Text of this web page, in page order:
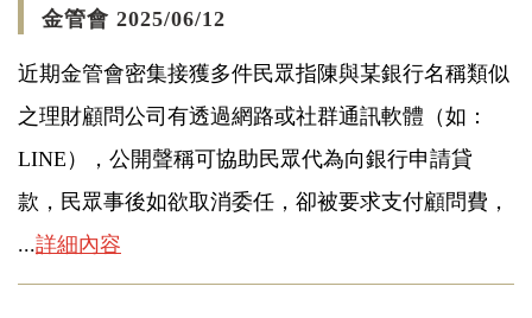
金管會 2025/06/12
近期金管會密集接獲多件民眾指陳與某銀行名稱類似
之理財顧問公司有透過網路或社群通訊軟體（如：
LINE），公開聲稱可協助民眾代為向銀行申請貸
款，民眾事後如欲取消委任，卻被要求支付顧問費，
...詳細內容